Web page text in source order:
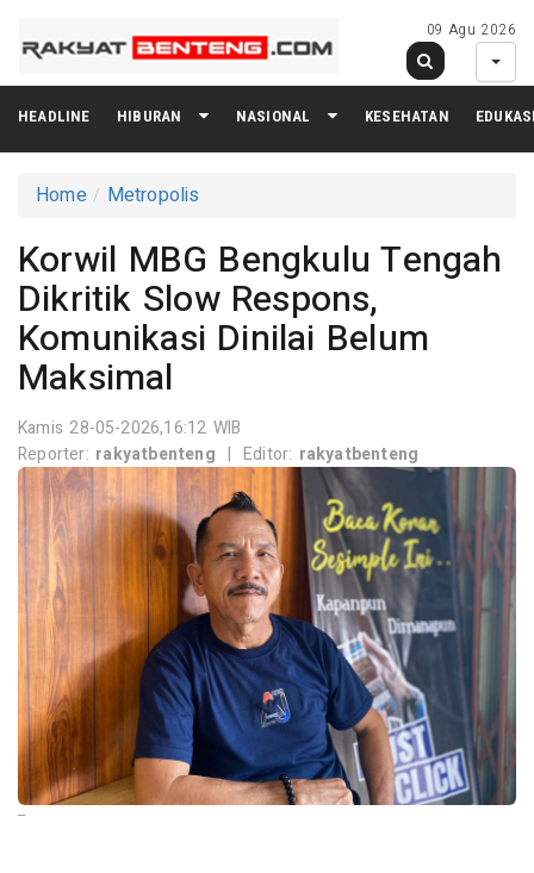
09 Agu 2026
HEADLINE HIBURAN NASIONAL KESEHATAN
Home Metropolis
Korwil MBG Bengkulu Tengah
Dikritik Slow Respons,
Komunikasi Dinilai Belum
Maksimal
Kamis 28-05-2026,16:12 WIB
Reporter: rakyatbenteng | Editor: rakyatbenteng
--